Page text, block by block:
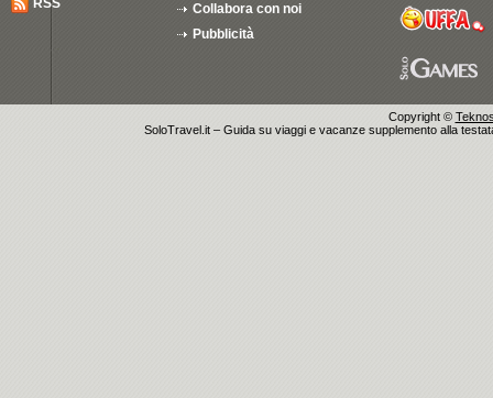
RSS
Collabora con noi
Pubblicità
Copyright ©
SoloTravel.it – Guida su viaggi e vacanze supplemento alla